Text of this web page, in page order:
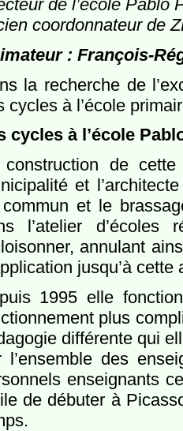
de l’école Pablo
coordonnateur de
: François-
la recherche de
cycles à l’école
cycles à l’école
construction de
et
et le
l’atelier
annulant
jusqu’à cette
1995 elle
plus
différente qui
l’ensemble des
enseignants
de débuter à